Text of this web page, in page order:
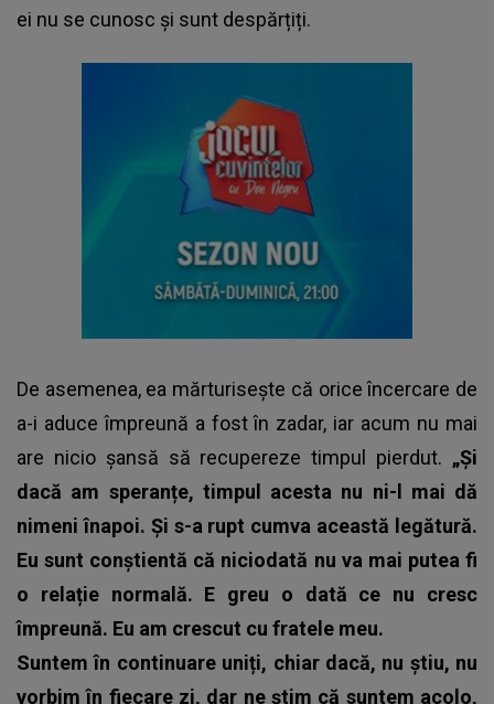
ei nu se cunosc și sunt despărțiți.
De asemenea, ea mărturisește că orice încercare de
a-i aduce împreună a fost în zadar, iar acum nu mai
are nicio șansă să recupereze timpul pierdut. „Și
dacă am speranțe, timpul acesta nu ni-l mai dă
nimeni înapoi. Și s-a rupt cumva această legătură.
Eu sunt conștientă că niciodată nu va mai putea fi
o relație normală. E greu o dată ce nu cresc
împreună. Eu am crescut cu fratele meu.
Suntem în continuare uniți, chiar dacă, nu știu, nu
vorbim în fiecare zi, dar ne știm că suntem acolo,